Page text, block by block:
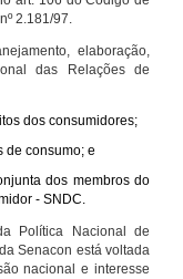
2.181/97.
elaboração,
das Relações de
dos consumidores;
de consumo; e
dos membros do
- SNDC.
Política Nacional de
Senacon está voltada
nacional e interesse